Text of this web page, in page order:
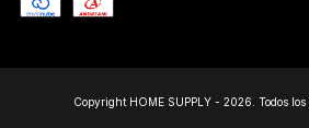
Copyright HOME SUPPLY - 2026. Todos los